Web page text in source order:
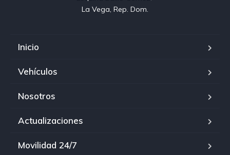
La Vega, Rep. Dom.
Inicio
Vehículos
Nosotros
Actualizaciones
Movilidad 24/7